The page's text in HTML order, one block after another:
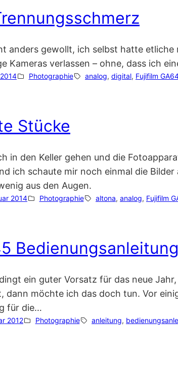
anders gewollt, ich selbst hatte
Kameras verlassen – ohne, dass ich
Photographie analog, digital, Fujifilm
Stücke
in den Keller gehen und die
ich schaute mir noch einmal die
aus den Augen.
2014 Photographie altona, analog, Fujifilm
Bedienungsanleitung
ein guter Vorsatz für das neue
dann möchte ich das doch tun. Vor
für die…
2012 Photographie anleitung,